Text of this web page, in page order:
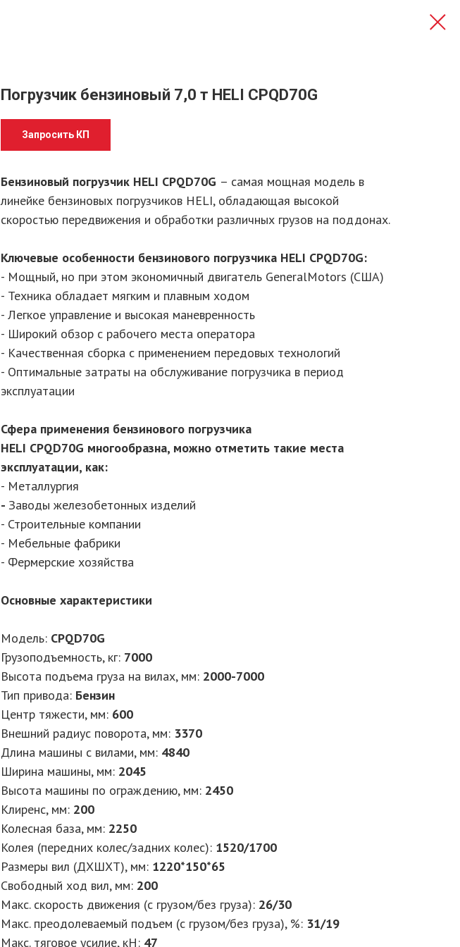
Погрузчик бензиновый 7,0 т HELI CPQD70G
Запросить КП
Бензиновый погрузчик HELI CPQD70G – самая мощная модель в
линейке бензиновых погрузчиков HELI, обладающая высокой
скоростью передвижения и обработки различных грузов на поддонах.
Ключевые особенности бензинового погрузчика HELI CPQD70G:
- Мощный, но при этом экономичный двигатель GeneralMotors (США)
- Техника обладает мягким и плавным ходом
- Легкое управление и высокая маневренность
- Широкий обзор с рабочего места оператора
- Качественная сборка с применением передовых технологий
- Оптимальные затраты на обслуживание погрузчика в период
эксплуатации
Сфера применения бензинового погрузчика
HELI CPQD70G многообразна, можно отметить такие места
эксплуатации, как:
- Металлургия
- Заводы железобетонных изделий
- Строительные компании
- Мебельные фабрики
- Фермерские хозяйства
Основные характеристики
Модель: CPQD70G
Грузоподъемность, кг: 7000
Высота подъема груза на вилах, мм: 2000-7000
Тип привода: Бензин
Центр тяжести, мм: 600
Внешний радиус поворота, мм: 3370
Длина машины с вилами, мм: 4840
Ширина машины, мм: 2045
Высота машины по ограждению, мм: 2450
Клиренс, мм: 200
Колесная база, мм: 2250
Колея (передних колес/задних колес): 1520/1700
Размеры вил (ДXШXТ), мм: 1220*150*65
Свободный ход вил, мм: 200
Макс. скорость движения (с грузом/без груза): 26/30
Макс. преодолеваемый подъем (с грузом/без груза), %: 31/19
Макс. тяговое усилие, кН: 47